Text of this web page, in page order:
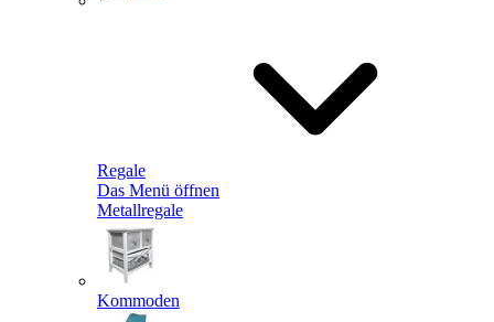
Regale
Das Menü öffnen
Metallregale
Kommoden